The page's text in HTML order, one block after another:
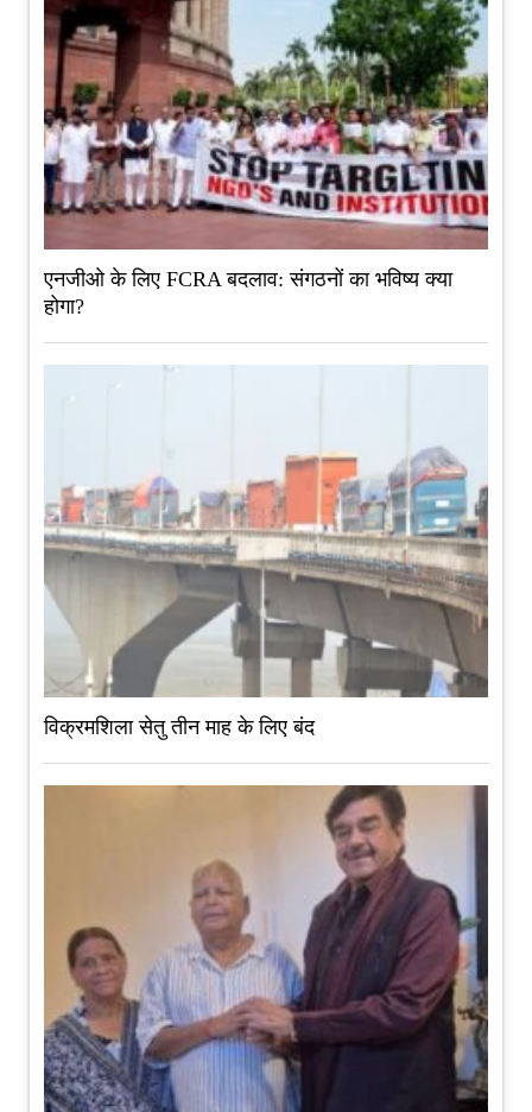
एनजीओ के लिए FCRA बदलाव: संगठनों का भविष्य क्या
होगा?
विक्रमशिला सेतु तीन माह के लिए बंद